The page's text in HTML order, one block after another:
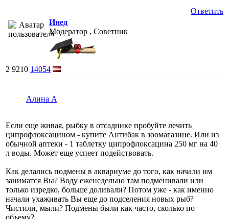
Ответить
Инед
Модератор , Советник
2 9210 14054
Алина А
Если еще живая, рыбку в отсаднике пробуйте лечить
ципрофлоксацином - купите Антибак в зоомагазине. Или из
обычной аптеки - 1 таблетку ципрофлоксацина 250 мг на 40
л воды. Может еще успеет подействовать.
Как делались подмены в аквариуме до того, как начали им
заниматся Вы? Воду еженедельно там подменивали или
только изредко, больше доливали? Потом уже - как именно
начали ухаживать Вы еще до подселения новых рыб?
Чистили, мыли? Подмены были как часто, сколько по
объему?